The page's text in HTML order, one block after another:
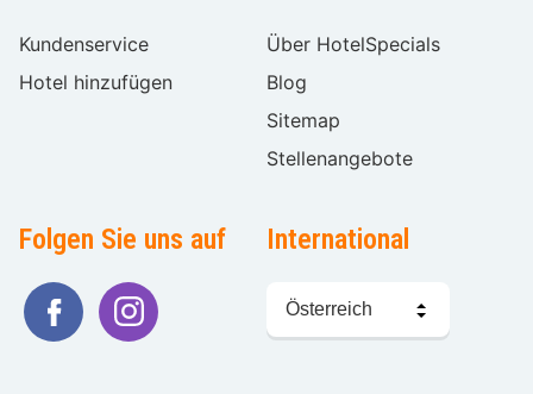
Kundenservice
Hotel hinzufügen
Über HotelSpecials
Blog
Sitemap
Stellenangebote
Folgen Sie uns auf International
Sprache
wählen